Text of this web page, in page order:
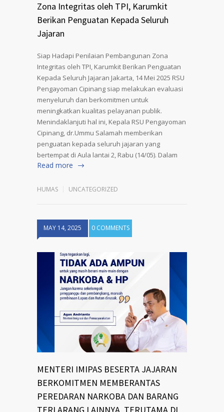
Zona Integritas oleh TPI, Karumkit
Berikan Penguatan Kepada Seluruh
Jajaran
Siap Hadapi Penilaian Pembangunan Zona
Integritas oleh TPI, Karumkit Berikan Penguatan
Kepada Seluruh Jajaran Jakarta, 14 Mei 2025 RSU
Pengayoman Cipinang siap melakukan evaluasi
menyeluruh dan berkomitmen untuk
meningkatkan kualitas pelayanan publik.
Menindaklanjuti hal ini, Kepala RSU Pengayoman
Cipinang, dr.Ummu Salamah memberikan
penguatan kepada seluruh jajaran yang
bertempat di Aula lantai 2, Rabu (14/05). Dalam
Read more
HUMAS UNCATEGORIZED
MAY 14, 2025 0 COMMENTS
MENTERI IMIPAS BESERTA JAJARAN
BERKOMITMEN MEMBERANTAS
PEREDARAN NARKOBA DAN BARANG
TERLARANG LAINNYA, TERUTAMA DI